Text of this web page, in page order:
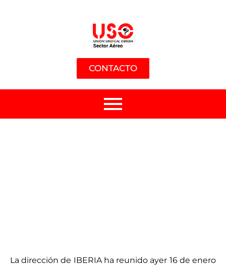
CONTACTO
La dirección de IBERIA ha reunido ayer 16 de enero